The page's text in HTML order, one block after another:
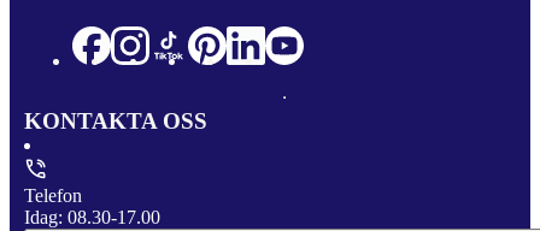
KONTAKTA OSS
Telefon
Idag: 08.30-17.00